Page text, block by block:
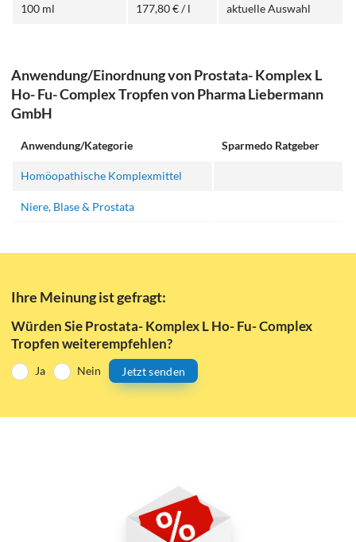
100 ml 177,80 € / l aktuelle Auswahl
Anwendung/Einordnung von Prostata- Komplex L
Ho- Fu- Complex Tropfen von Pharma Liebermann
GmbH
Anwendung/Kategorie Sparmedo Ratgeber
Homöopathische Komplexmittel
Niere, Blase & Prostata
Ihre Meinung ist gefragt:
Würden Sie Prostata- Komplex L Ho- Fu- Complex
Tropfen weiterempfehlen?
Ja Nein Jetzt senden